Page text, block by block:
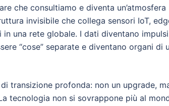
che consultiamo e diventa un’atmosfera
invisibile che collega sensori IoT,
una rete globale. I dati diventano
“cose” separate e diventano organi di
transizione profonda: non un upgrade,
tecnologia non si sovrappone più al